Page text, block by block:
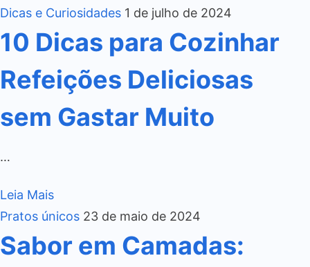
Dicas e Curiosidades 1 de julho de 2024
10 Dicas para Cozinhar
Refeições Deliciosas
sem Gastar Muito
…
Leia Mais
Pratos únicos 23 de maio de 2024
Sabor em Camadas: